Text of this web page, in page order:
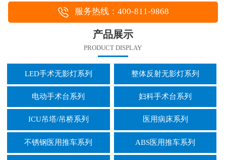
服务热线：400-811-9868
产品展示
PRODUCT DISPLAY
LED手术无影灯系列 整体反射无影灯系列
电动手术台系列 妇科手术台系列
ICU吊塔/吊桥系列 医用病床系列
不锈钢医用推车系列 ABS医用推车系列